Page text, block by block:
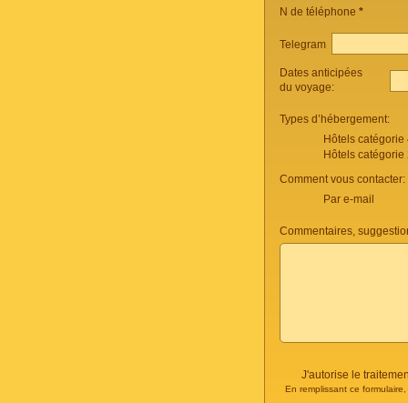
N de téléphone *
Telegram
Dates anticipées
du voyage:
Types d’hébergement:
Hôtels
Hôtels
Comment vous contacter:
Par e-mail
Commentaires,
J'autorise le
En remplissant ce